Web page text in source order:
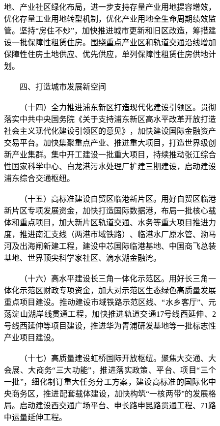
地、产业社区绿化布局，进一步支持存量产业用地提容增效，
优化存量工业用地转型机制，优化产业用地全生命周期绩效监
管。坚持“房住不炒”，加快推进城市更新和旧区改造，筹措建
设一批保障性租赁住房。围绕重点产业区和轨道交通沿线增加
保障性住房土地供应、优先供应，单列保障性租赁住房供地计
划。
四、打造城市发展新空间
（十四）全力推进浦东新区打造现代化建设引领区。贯彻
落实中共中央国务院《关于支持浦东新区高水平改革开放打造
社会主义现代化建设引领区的意见》，加快建设国际金融资产
交易平台。加快集聚重点产业、推进重大项目，打造世界级创
新产业集群。集中开工建设一批重大项目，持续推动张江综合
性国家科学中心、白龙港污水处理厂扩建三期建设，启动建设
浦东综合交通枢纽。
（十五）高标准建设自贸区临港新片区。用好自贸区临港
新片区专项发展资金，加快打造国际数据港，布局一批核心载
体和重点项目，加大新片区轨道交通、水务等重大项目推进力
度，推进南汇支线（两港市域铁路）、临港水厂原水管、泐马
河及出海闸新建工程，建设中芯国际临港基地、中国商飞总装
基地、世界顶尖科学家社区、滴水湖金融湾。
（十六）高水平建设长三角一体化示范区。用好长三角一
体化示范区财政专项资金，加大对示范区生态绿色高质量发展
重点项目建设。推动建设市域铁路示范区线、“水乡客厅”、元
荡淀山湖岸线贯通工程，加快推进轨道交通17号线西延伸、2
号线西延伸等项目建设，推进华为青浦研发基地等一批标志性
产业项目建设。
（十七）高质量建设虹桥国际开放枢纽。聚焦大交通、大
会展、大商务“三大功能”，推进落实政策、平台、项目“三个
一批”，细化制订重大任务分工方案，建设高标准的国际化中
央商务区，推进配套载体建设，加快构筑“一核两带”的发展格
局。启动建设西交通广场平台、申长路申昆路贯通工程、71路
中运量延伸工程。